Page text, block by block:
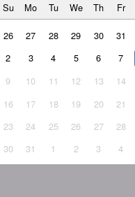
Su Mo Tu We Th Fr
26 27 28 29 30 31
2
3 4 5 6 7
9 10 11 12 13 14
16
17 18 19 20 21
23
24 25 26 27 28
30
31 1 2 3 4